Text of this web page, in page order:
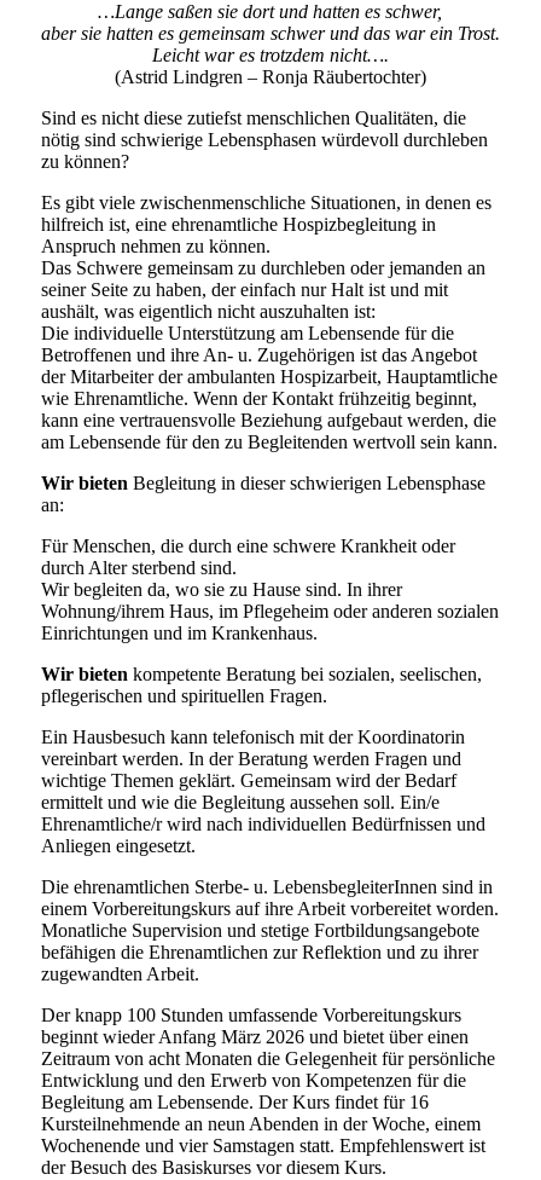
…Lange saßen sie dort und hatten es schwer,
aber sie hatten es gemeinsam schwer und das war ein Trost.
Leicht war es trotzdem nicht….
(Astrid Lindgren – Ronja Räubertochter)
Sind es nicht diese zutiefst menschlichen Qualitäten, die
nötig sind schwierige Lebensphasen würdevoll durchleben
zu können?
Es gibt viele zwischenmenschliche Situationen, in denen es
hilfreich ist, eine ehrenamtliche Hospizbegleitung in
Anspruch nehmen zu können.
Das Schwere gemeinsam zu durchleben oder jemanden an
seiner Seite zu haben, der einfach nur Halt ist und mit
aushält, was eigentlich nicht auszuhalten ist:
Die individuelle Unterstützung am Lebensende für die
Betroffenen und ihre An- u. Zugehörigen ist das Angebot
der Mitarbeiter der ambulanten Hospizarbeit, Hauptamtliche
wie Ehrenamtliche. Wenn der Kontakt frühzeitig beginnt,
kann eine vertrauensvolle Beziehung aufgebaut werden, die
am Lebensende für den zu Begleitenden wertvoll sein kann.
Wir bieten Begleitung in dieser schwierigen Lebensphase
an:
Für Menschen, die durch eine schwere Krankheit oder
durch Alter sterbend sind.
Wir begleiten da, wo sie zu Hause sind. In ihrer
Wohnung/ihrem Haus, im Pflegeheim oder anderen sozialen
Einrichtungen und im Krankenhaus.
Wir bieten kompetente Beratung bei sozialen, seelischen,
pflegerischen und spirituellen Fragen.
Ein Hausbesuch kann telefonisch mit der Koordinatorin
vereinbart werden. In der Beratung werden Fragen und
wichtige Themen geklärt. Gemeinsam wird der Bedarf
ermittelt und wie die Begleitung aussehen soll. Ein/e
Ehrenamtliche/r wird nach individuellen Bedürfnissen und
Anliegen eingesetzt.
Die ehrenamtlichen Sterbe- u. LebensbegleiterInnen sind in
einem Vorbereitungskurs auf ihre Arbeit vorbereitet worden.
Monatliche Supervision und stetige Fortbildungsangebote
befähigen die Ehrenamtlichen zur Reflektion und zu ihrer
zugewandten Arbeit.
Der knapp 100 Stunden umfassende Vorbereitungskurs
beginnt wieder Anfang März 2026 und bietet über einen
Zeitraum von acht Monaten die Gelegenheit für persönliche
Entwicklung und den Erwerb von Kompetenzen für die
Begleitung am Lebensende. Der Kurs findet für 16
Kursteilnehmende an neun Abenden in der Woche, einem
Wochenende und vier Samstagen statt. Empfehlenswert ist
der Besuch des Basiskurses vor diesem Kurs.